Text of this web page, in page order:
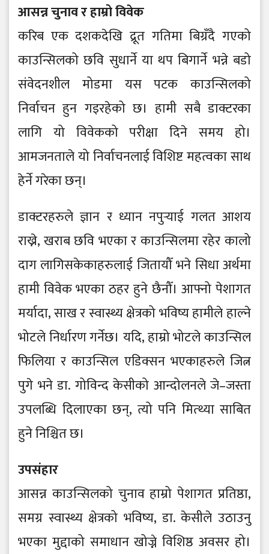
आसन्न चुनाव र हाम्रो विवेक
करिब एक दशकदेखि द्रूत गतिमा बिग्रँदै गएको
काउन्सिलको छवि सुधार्ने या थप बिगार्ने भन्ने बडो
संवेदनशील मोडमा यस पटक काउन्सिलको
निर्वाचन हुन गइरहेको छ। हामी सबै डाक्टरका
लागि यो विवेकको परीक्षा दिने समय हो।
आमजनताले यो निर्वाचनलाई विशिष्ट महत्वका साथ
हेर्ने गरेका छन्।
डाक्टरहरुले ज्ञान र ध्यान नपुर्‍याई गलत आशय
राख्ने, खराब छवि भएका र काउन्सिलमा रहेर कालो
दाग लागिसकेकाहरुलाई जितायौँ भने सिधा अर्थमा
हामी विवेक भएका ठहर हुने छैनौँ। आफ्नो पेशागत
मर्यादा, साख र स्वास्थ्य क्षेत्रको भविष्य हामीले हाल्ने
भोटले निर्धारण गर्नेछ। यदि, हाम्रो भोटले काउन्सिल
फिलिया र काउन्सिल एडिक्सन भएकाहरुले जित्न
पुगे भने डा. गोविन्द केसीको आन्दोलनले जे–जस्ता
उपलब्धि दिलाएका छन्, त्यो पनि मित्थ्या साबित
हुने निश्चित छ।
उपसंहार
आसन्न काउन्सिलको चुनाव हाम्रो पेशागत प्रतिष्ठा,
समग्र स्वास्थ्य क्षेत्रको भविष्य, डा. केसीले उठाउनु
भएका मुद्दाको समाधान खोज्ने विशिष्ठ अवसर हो।